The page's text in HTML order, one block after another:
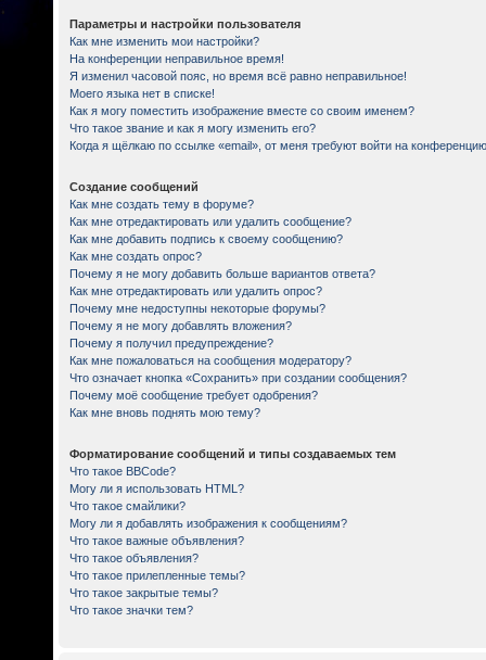
Параметры и настройки пользователя
Как мне изменить мои настройки?
На конференции неправильное время!
Я изменил часовой пояс, но время всё равно неправильное!
Моего языка нет в списке!
Как я могу поместить изображение вместе со своим именем?
Что такое звание и как я могу изменить его?
Когда я щёлкаю по ссылке «email», от меня требуют войти на
Создание сообщений
Как мне создать тему в форуме?
Как мне отредактировать или удалить сообщение?
Как мне добавить подпись к своему сообщению?
Как мне создать опрос?
Почему я не могу добавить больше вариантов ответа?
Как мне отредактировать или удалить опрос?
Почему мне недоступны некоторые форумы?
Почему я не могу добавлять вложения?
Почему я получил предупреждение?
Как мне пожаловаться на сообщения модератору?
Что означает кнопка «Сохранить» при создании сообщения?
Почему моё сообщение требует одобрения?
Как мне вновь поднять мою тему?
Форматирование сообщений и типы создаваемых тем
Что такое BBCode?
Могу ли я использовать HTML?
Что такое смайлики?
Могу ли я добавлять изображения к сообщениям?
Что такое важные объявления?
Что такое объявления?
Что такое прилепленные темы?
Что такое закрытые темы?
Что такое значки тем?